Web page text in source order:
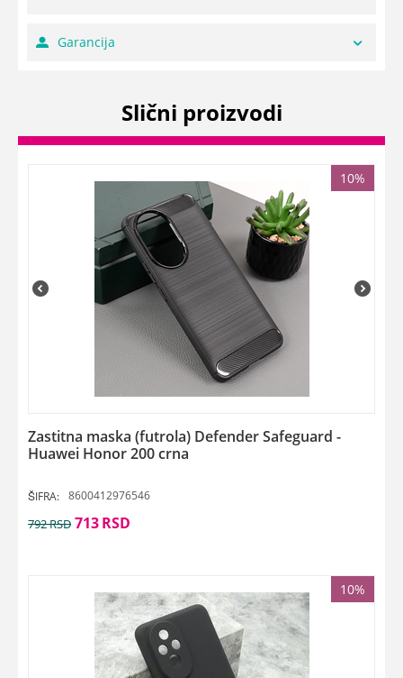
Garancija
Slični proizvodi
10%
Zastitna maska (futrola) Defender Safeguard -
Huawei Honor 200 crna
ŠIFRA: 8600412976546
792RSD 713RSD
10%